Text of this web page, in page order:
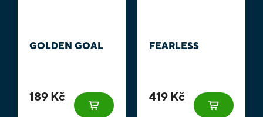
GOLDEN GOAL
189 Kč
FEARLESS
419 Kč